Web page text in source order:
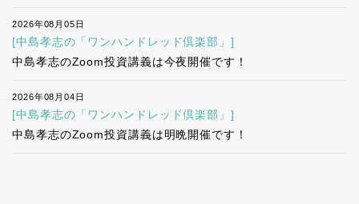
2026年08月05日
[中島孝志の「ワンハンドレッド倶楽部」]
中島孝志のZoom投資講義は今夜開催です！
2026年08月04日
[中島孝志の「ワンハンドレッド倶楽部」]
中島孝志のZoom投資講義は明晩開催です！